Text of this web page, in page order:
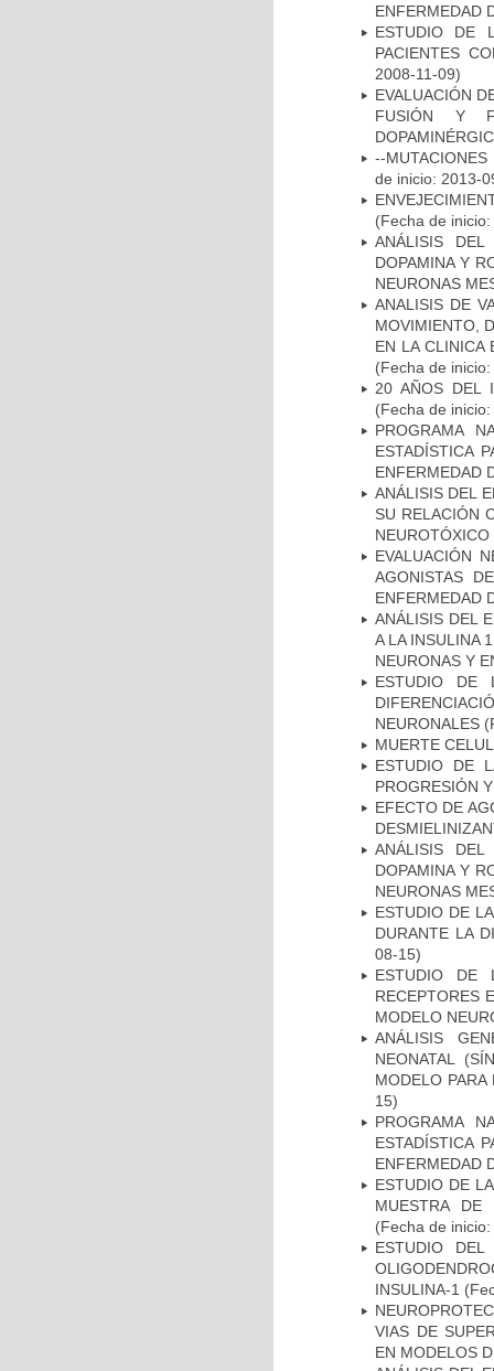
ENFERMEDAD
ESTUDIO DE
PACIENTES
2008-11-09)
EVALUACIÓN
FUSIÓN Y
--
de inicio: 2013-
(Fecha de
ANÁLISIS
DOPAMINA Y
NEURONAS
ANALISIS DE
MOVIMIENTO,
EN LA CLINICA
(Fecha de
20 AÑOS DEL
(Fecha de
PROGRAMA
ESTADÍSTICA
ENFERMEDAD
ANÁLISIS DEL
SU RELACIÓN
NEUROTÓXICO
EVALUACIÓN
AGONISTAS
ENFERMEDAD
ANÁLISIS DEL
A LA INSULINA
NEURONAS Y
ESTUDIO DE
NEURONALES
MUERTE
ESTUDIO DE
PROGRESIÓN
EFECTO DE
ANÁLISIS
DOPAMINA Y
NEURONAS
ESTUDIO DE
DURANTE LA
08-15)
ESTUDIO DE
RECEPTORES
MODELO
ANÁLISIS
NEONATAL
MODELO
15)
PROGRAMA
ESTADÍSTICA
ENFERMEDAD
ESTUDIO DE
MUESTRA DE
(Fecha de
ESTUDIO
INSULINA-1
VIAS DE
EN MODELOS